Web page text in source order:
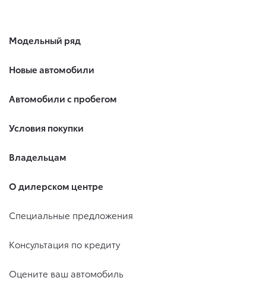
отправлением с описью вложения по адресу: 141031,
Московская обл., г. о. Мытищи, п. Вёшки, МКАД 84-й км,
Модельный ряд
Новые автомобили
Автомобили с пробегом
Условия покупки
Владельцам
О дилерском центре
Специальные предложения
Консультация по кредиту
Оцените ваш автомобиль